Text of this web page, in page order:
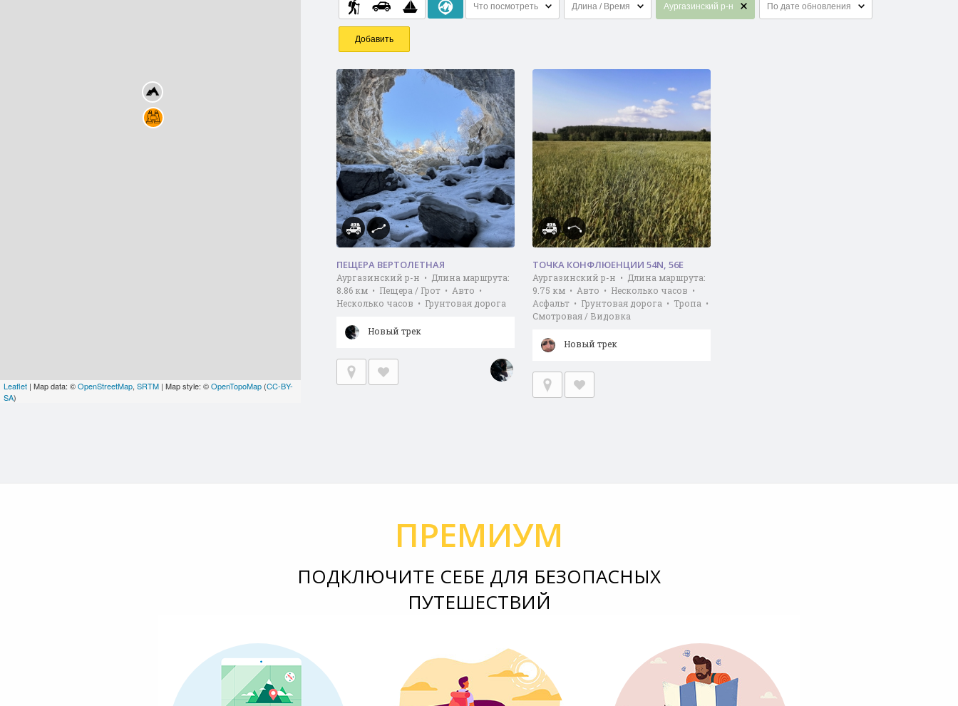
Leaflet | Map data: ©OpenStreetMap, SRTM | Map style: ©OpenTopoMap (CC-BY-
SA)
Что посмотреть Длина / Время Аургазинский р-н По дате обновления
Добавить
ПЕЩЕРА ВЕРТОЛЕТНАЯ
Аургазинский р-н • Длина маршрута:
8.86 км • Пещера / Грот • Авто •
Несколько часов • Грунтовая дорога
Новый трек
ТОЧКА КОНФЛЮЕНЦИИ 54N, 56E
Аургазинский р-н • Длина маршрута:
9.75 км • Авто • Несколько часов •
Асфальт • Грунтовая дорога • Тропа •
Смотровая / Видовка
Новый трек
ПРЕМИУМ
ПОДКЛЮЧИТЕ СЕБЕ ДЛЯ БЕЗОПАСНЫХ
ПУТЕШЕСТВИЙ